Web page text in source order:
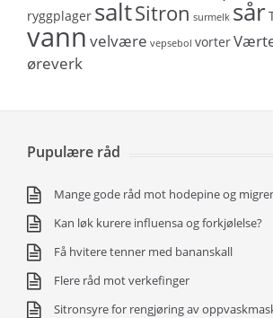
ryggplager saltSitron surmelk sår
vann velvære vepsebol vorter
øreverk
Pupulære råd
Mange gode råd mot hodepine og
Kan løk kurere influensa og forkjølelse?
Få hvitere tenner med bananskall
Flere råd mot verkefinger
Sitronsyre for rengjøring av